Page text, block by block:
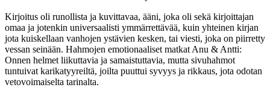
Kirjoitus oli runollista ja kuvittavaa, ääni, joka oli sekä kirjoittajan
omaa ja jotenkin universaalisti ymmärrettävää, kuin yhteinen kirjan
jota kuiskellaan vanhojen ystävien kesken, tai viesti, joka on piirretty
vessan seinään. Hahmojen emotionaaliset matkat Anu & Antti:
Onnen helmet liikuttavia ja samaistuttavia, mutta sivuhahmot
tuntuivat karikatyyreiltä, joilta puuttui syvyys ja rikkaus, jota odotan
vetovoimaiselta tarinalta.